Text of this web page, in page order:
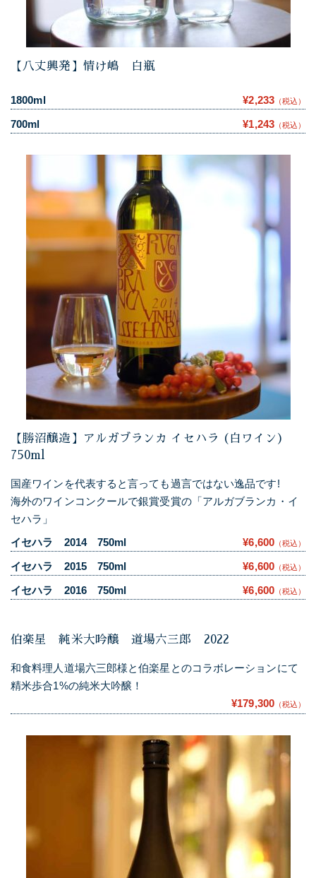
【八丈興発】情け嶋 白瓶
1800ml ¥2,233 （税込）
700ml ¥1,243 （税込）
【勝沼醸造】アルガブランカ イセハラ (白ワイン)
750ml
国産ワインを代表すると言っても過言ではない逸品です!
海外のワインコンクールで銀賞受賞の「アルガブランカ・イ
セハラ」
イセハラ 2014 750ml
¥6,600 （税込）
イセハラ 2015 750ml ¥6,600 （税込）
イセハラ 2016 750ml ¥6,600 （税込）
伯楽星 純米大吟醸 道場六三郎 2022
和食料理人道場六三郎様と伯楽星とのコラボレーションにて
精米歩合1%の純米大吟醸！
¥179,300 （税込）